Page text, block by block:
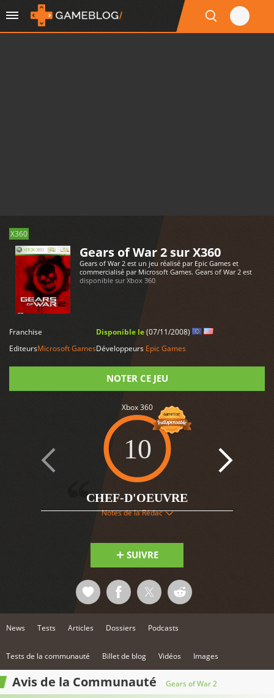
X360
Gears of War 2 sur X360
Gears of War 2 est un jeu réalisé par Epic Games et
commercialisé par Microsoft Games. Gears of War 2 est
disponible sur Xbox 360
Franchise
EditeursMicrosoft Games
Disponible le(07/11/2008)
Développeurs Epic Games
NOTER CE JEU
Xbox 360
10
CHEF-D'OEUVRE
Notes de la Rédac
SUIVRE
News Tests Articles Dossiers Podcasts
Tests de la communauté Billet de blog Vidéos Images
Avis de la Communauté Gears of War 2